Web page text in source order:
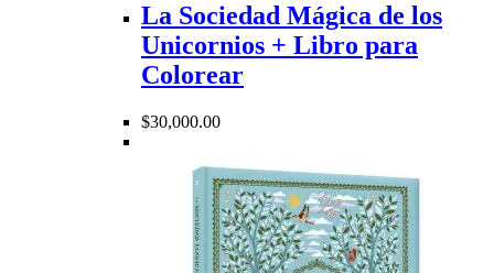
La Sociedad Mágica de los
Unicornios + Libro para
Colorear
$30,000.00